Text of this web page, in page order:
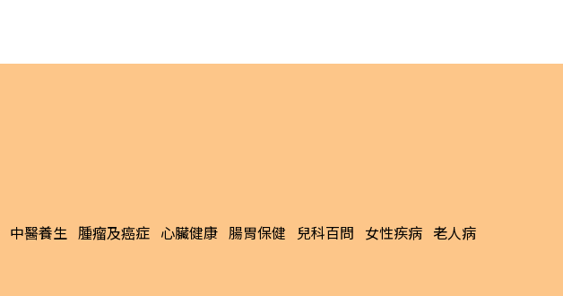
中醫養生 腫瘤及癌症 心臟健康 腸胃保健 兒科百問 女性疾病 老人病